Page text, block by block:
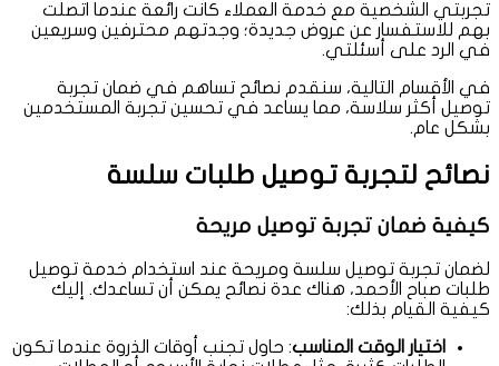
تجربتي الشخصية مع خدمة العملاء كانت رائعة عندما اتصلت
بهم للاستفسار عن عروض جديدة؛ وجدتهم محترفين وسريعين
في الرد على أسئلتي.
في الأقسام التالية، سنقدم نصائح تساهم في ضمان تجربة
توصيل أكثر سلاسة، مما يساعد في تحسين تجربة المستخدمين
بشكل عام.
نصائح لتجربة توصيل طلبات سلسة
كيفية ضمان تجربة توصيل مريحة
لضمان تجربة توصيل سلسة ومريحة عند استخدام خدمة توصيل
طلبات صباح الأحمد، هناك عدة نصائح يمكن أن تساعدك. إليك
كيفية القيام بذلك:
اختيار الوقت المناسب: حاول تجنب أوقات الذروة عندما تكون